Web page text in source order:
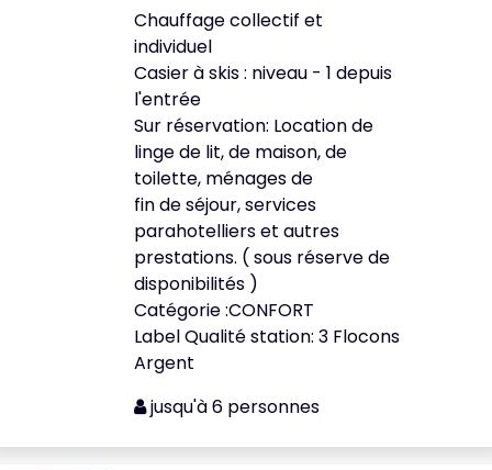
Chauffage collectif et
individuel
Casier à skis : niveau - 1 depuis
l'entrée
Sur réservation: Location de
linge de lit, de maison, de
toilette, ménages de
fin de séjour, services
parahotelliers et autres
prestations. ( sous réserve de
disponibilités )
Catégorie :CONFORT
Label Qualité station: 3 Flocons
Argent
jusqu'à 6 personnes